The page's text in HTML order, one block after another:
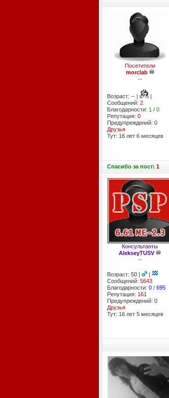
Посетители
morclab
--
Возраст: -- |
|
Сообщений: 2
Благодарности: 1 / 0
Репутация: 0
Предупреждений: 0
Друзья
Тут: 16 лет 6 месяцев
Спасибоза пост: 1
Консультанты
AlekseyTUSV
--
Возраст: 50 |
|
Сообщений: 5643
Благодарности: 0/ 695
Репутация: 161
Предупреждений: 0
Друзья
Тут: 16 лет 5 месяцев